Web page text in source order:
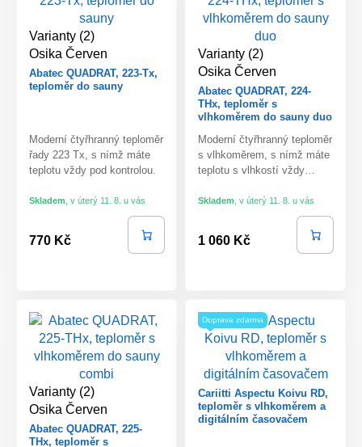
Varianty (2)
Osika Červen
Abatec QUADRAT, 223-Tx,
teploměr do sauny
Moderní čtyřhranný teploměr
řady 223 Tx, s nímž máte
teplotu vždy pod kontrolou.
Skladem v úterý 11. 8. u vás
770 Kč
Varianty (2)
Osika Červen
Abatec QUADRAT, 224-
THx, teploměr s
vlhkoměrem do sauny duo
Moderní čtyřhranný teploměr
s vlhkoměrem, s nímž máte
teplotu s vlhkostí vždy…
Skladem v úterý 11. 8. u vás
1 060 Kč
Varianty (2)
Osika Červen
Abatec QUADRAT, 225-
THx, teploměr s
Doprava zdarma
Cariitti Aspectu Koivu RD,
teploměr s vlhkoměrem a
digitálním časovačem